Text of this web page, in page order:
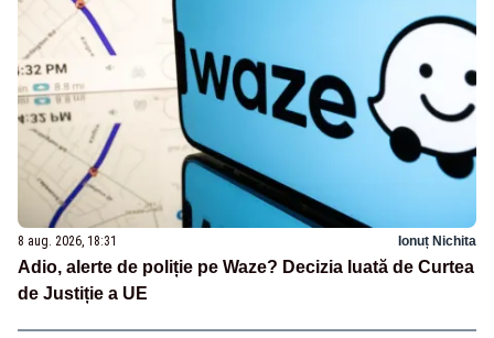
8 aug. 2026, 18:31 Ionuț Nichita
Adio, alerte de poliție pe Waze? Decizia luată de Curtea
de Justiție a UE